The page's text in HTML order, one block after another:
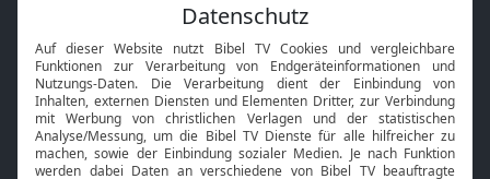
Neuigkeiten
Mobile App
Smart TV
HbbTV
Bibelthek Online-Bibel
Nächster Gottesdienst